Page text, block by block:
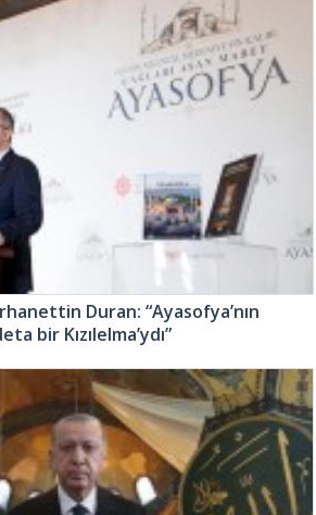
Duran: “Ayasofya’nın
bir Kızılelma’ydı”